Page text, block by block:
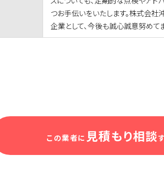
つお手伝いをいたします。株式会
企業として、今後も誠心誠意努めて
この業者に 見積もり相談